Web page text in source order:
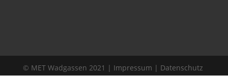
© MET Wadgassen 2021 | Impressum | Datenschutz